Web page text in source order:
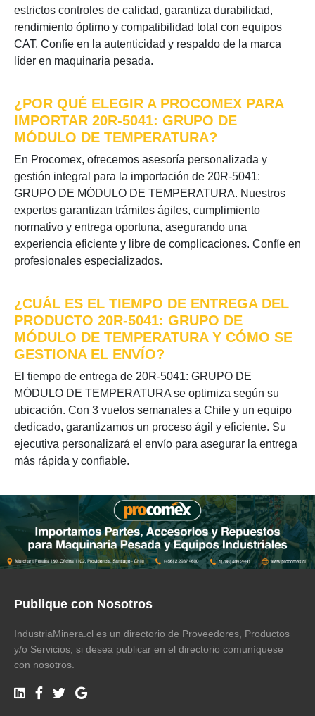
estrictos controles de calidad, garantiza durabilidad,
rendimiento óptimo y compatibilidad total con equipos
CAT. Confíe en la autenticidad y respaldo de la marca
líder en maquinaria pesada.
¿POR QUÉ ELEGIR A PROCOMEX PARA
IMPORTAR 20R-5041: GRUPO DE
MÓDULO DE TEMPERATURA?
En Procomex, ofrecemos asesoría personalizada y
gestión integral para la importación de 20R-5041:
GRUPO DE MÓDULO DE TEMPERATURA. Nuestros
expertos garantizan trámites ágiles, cumplimiento
normativo y entrega oportuna, asegurando una
experiencia eficiente y libre de complicaciones. Confíe en
profesionales especializados.
¿CUÁL ES EL TIEMPO DE ENTREGA DEL
PRODUCTO 20R-5041: GRUPO DE
MÓDULO DE TEMPERATURA Y CÓMO SE
GESTIONA EL ENVÍO?
El tiempo de entrega de 20R-5041: GRUPO DE
MÓDULO DE TEMPERATURA se optimiza según su
ubicación. Con 3 vuelos semanales a Chile y un equipo
dedicado, garantizamos un proceso ágil y eficiente. Su
ejecutiva personalizará el envío para asegurar la entrega
más rápida y confiable.
Publique con Nosotros
IndustriaMinera.cl es un directorio de Proveedores, Productos
y/o Servicios, si desea publicar en el directorio comuníquese
con nosotros.